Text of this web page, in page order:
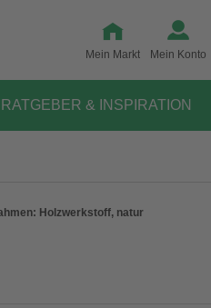
Mein Markt Mein Konto
RATGEBER & INSPIRATION
Holzwerkstoff, natur